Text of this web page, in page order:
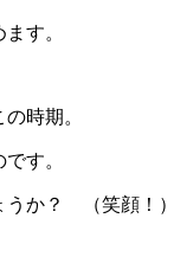
す。
時期。
です。
うか？ （笑顔！）